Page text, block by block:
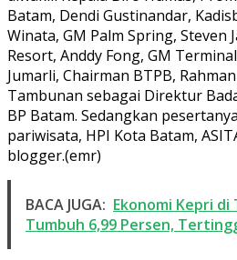
Batam, Dendi Gustinandar,
Winata, GM Palm Spring, Steven
Resort, Anddy Fong, GM
Jumarli, Chairman BTPB,
Tambunan sebagai Direktur
BP Batam. Sedangkan
pariwisata, HPI Kota Batam,
blogger.(emr)
BACA JUGA: Ekonomi Kepri di
Tumbuh 6,99 Persen,